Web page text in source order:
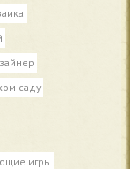
саду
игры